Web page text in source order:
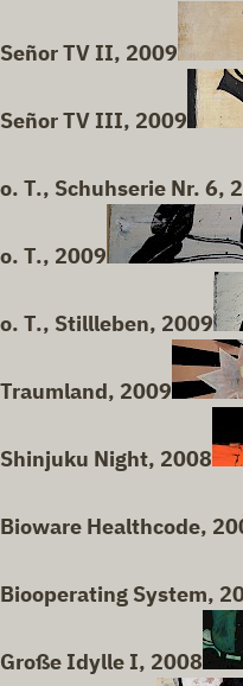
Señor TV II, 2009
Señor TV III, 2009
o. T., Schuhserie Nr. 6,
o. T., 2009
o. T., Stillleben, 2009
Traumland, 2009
Shinjuku Night, 2008
Bioware Healthcode,
Biooperating System,
Große Idylle I, 2008